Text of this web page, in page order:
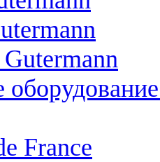
France